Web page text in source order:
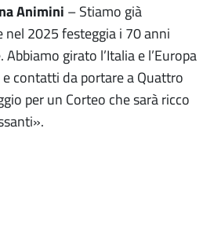
Animini – Stiamo già
nel 2025 festeggia i 70 anni
girato l’Italia e l’Europa
contatti da portare a Quattro
per un Corteo che sarà ricco